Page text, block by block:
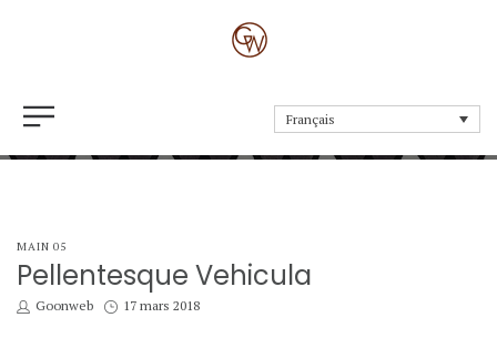
Français
Pellentesque Vehicula
POSTED
IN
MAIN 05
Pellentesque Vehicula
by
Goonweb
Posted
17 mars 2018